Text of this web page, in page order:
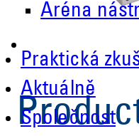
Aréna
Praktická
Aktuálně
Společnost